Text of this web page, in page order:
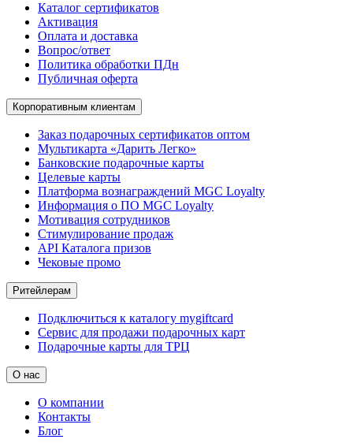
Каталог сертификатов
Активация
Оплата и доставка
Вопрос/ответ
Политика обработки ПДн
Публичная оферта
Корпоративным клиентам
Заказ подарочных сертификатов оптом
Мультикарта «Дарить Легко»
Банковские подарочные карты
Целевые карты
Платформа вознаграждений MGC Loyalty
Информация о ПО MGC Loyalty
Мотивация сотрудников
Стимулирование продаж
API Каталога призов
Чековые промо
Ритейлерам
Подключиться к каталогу mygiftcard
Сервис для продажи подарочных карт
Подарочные карты для ТРЦ
О нас
О компании
Контакты
Блог